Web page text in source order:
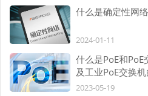
什么是确定性网
2024-01-11
什么是PoE和
及工业PoE交换
2023-05-19